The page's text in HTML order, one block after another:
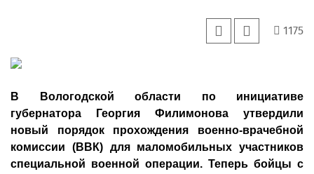
1175
В Вологодской области по инициативе
губернатора Георгия Филимонова утвердили
новый порядок прохождения военно-врачебной
комиссии (ВВК) для маломобильных участников
специальной военной операции. Теперь бойцы с